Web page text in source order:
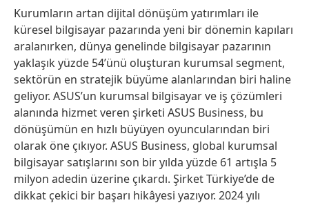
Kurumların artan dijital dönüşüm yatırımları ile
küresel bilgisayar pazarında yeni bir dönemin kapıları
aralanırken, dünya genelinde bilgisayar pazarının
yaklaşık yüzde 54’ünü oluşturan kurumsal segment,
sektörün en stratejik büyüme alanlarından biri haline
geliyor. ASUS’un kurumsal bilgisayar ve iş çözümleri
alanında hizmet veren şirketi ASUS Business, bu
dönüşümün en hızlı büyüyen oyuncularından biri
olarak öne çıkıyor. ASUS Business, global kurumsal
bilgisayar satışlarını son bir yılda yüzde 61 artışla 5
milyon adedin üzerine çıkardı. Şirket Türkiye’de de
dikkat çekici bir başarı hikâyesi yazıyor. 2024 yılı